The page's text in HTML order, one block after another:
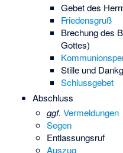
Gebet des
Friedensgruß
Brechung des
Gottes)
Stille und
Schlussgebet
Abschluss
ggf. Vermeldungen
Segen
Entlassungsruf
Auszug